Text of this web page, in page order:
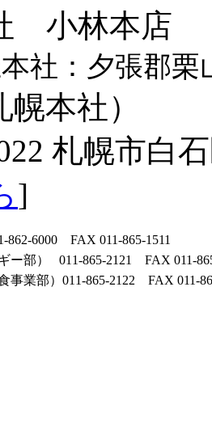
小林本店
本社：夕張郡
本社）
札幌市白
]
862-6000 FAX 011-865-1511
ー部） 011-865-2121 FAX 011-
事業部）011-865-2122 FAX 011-